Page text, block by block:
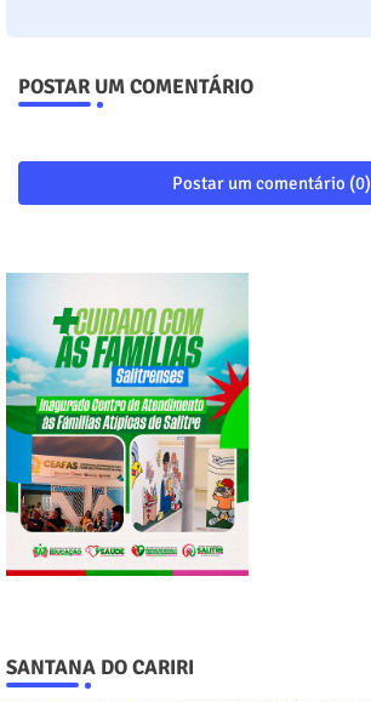
POSTAR UM COMENTÁRIO
Postar um comentário (0)
SANTANA DO CARIRI